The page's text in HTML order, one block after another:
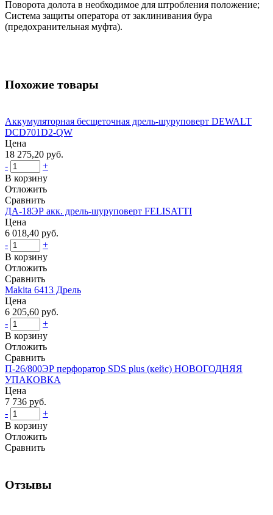
Поворота долота в необходимое для штробления положение;
Система защиты оператора от заклинивания бура
(предохранительная муфта).
Похожие товары
Аккумуляторная бесщеточная дрель-шуруповерт DEWALT
DCD701D2-QW
Цена
18 275,20 руб.
-
+
В корзину
Отложить
Сравнить
ДА-18ЭР акк. дрель-шуруповерт FELISATTI
Цена
6 018,40 руб.
-
+
В корзину
Отложить
Сравнить
Makita 6413 Дрель
Цена
6 205,60 руб.
-
+
В корзину
Отложить
Сравнить
П-26/800ЭР перфоратор SDS plus (кейс) НОВОГОДНЯЯ
УПАКОВКА
Цена
7 736 руб.
-
+
В корзину
Отложить
Сравнить
Отзывы